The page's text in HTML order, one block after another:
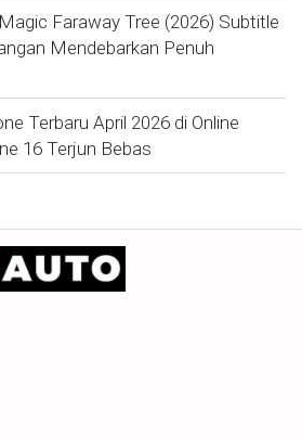
Faraway Tree (2026) Subtitle
Mendebarkan Penuh
Terbaru April 2026 di Online
16 Terjun Bebas